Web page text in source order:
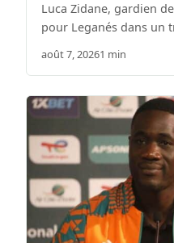
Luca Zidane, gardien
pour Leganés dans un
août 7, 20261 min